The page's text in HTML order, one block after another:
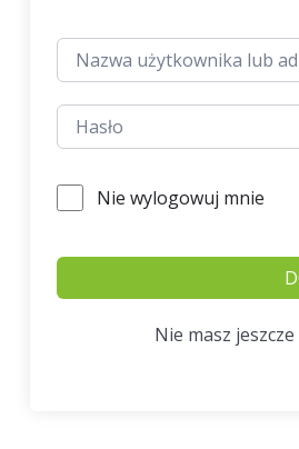
Nie wylogowuj mnie
Nie masz